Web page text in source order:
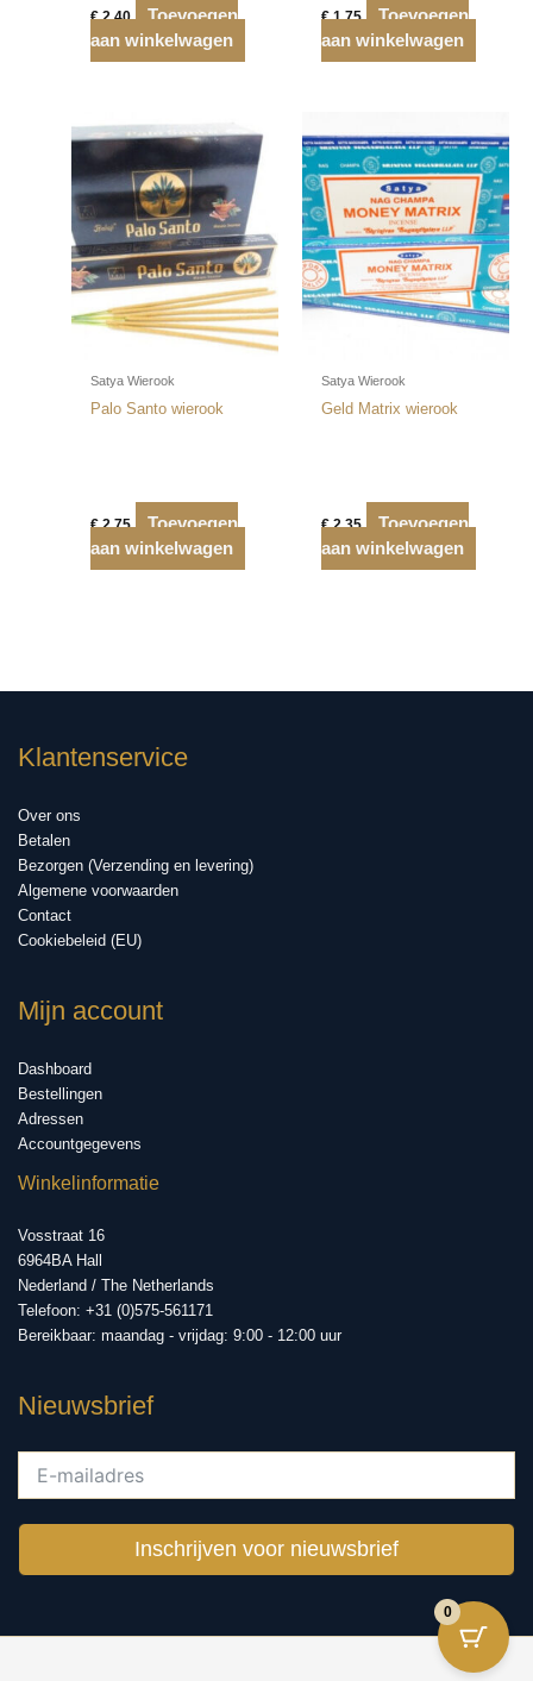
€2,40
Toevoegen
aan winkelwagen
€1,75
Toevoegen
aan winkelwagen
Satya Wierook
Palo Santo wierook
€2,75
Toevoegen
aan winkelwagen
Satya Wierook
Geld Matrix wierook
€2,35
Toevoegen
aan winkelwagen
Klantenservice
Over ons
Betalen
Bezorgen (Verzending en levering)
Algemene voorwaarden
Contact
Cookiebeleid (EU)
Mijn account
Dashboard
Bestellingen
Adressen
Accountgegevens
Winkelinformatie
Vosstraat 16
6964BA Hall
Nederland / The Netherlands
Telefoon: +31 (0)575-561171
Bereikbaar: maandag - vrijdag: 9:00 - 12:00 uur
Nieuwsbrief
Inschrijven voor nieuwsbrief
0